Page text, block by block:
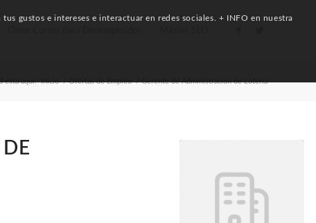
está aquí: Inicio / Ofertas de Empleo / Gerente de Administración de Lotería
gustos e intereses e interactuar en redes sociales. + INFO en nuestra